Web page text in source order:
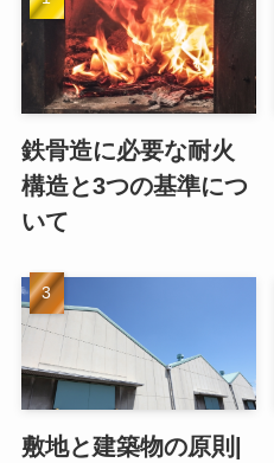
鉄骨造に必要な耐火
構造と3つの基準につ
いて
敷地と建築物の原則|